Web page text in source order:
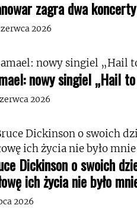
zagra dwa
2026
nowy singiel „Hail
2026
Dickinson o swoich
ich życia nie było
2026